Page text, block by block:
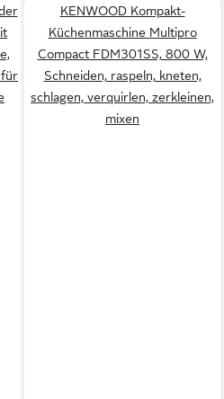
für
KENWOOD Kompakt-
Küchenmaschine Multipro
Compact FDM301SS, 800 W,
Schneiden, raspeln, kneten,
schlagen, verquirlen, zerkleinen,
mixen